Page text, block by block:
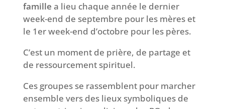
famille a lieu chaque année le dernier
week-end de septembre pour les mères et
le 1er week-end d’octobre pour les pères.
C’est un moment de prière, de partage et
de ressourcement spirituel.
Ces groupes se rassemblent pour marcher
ensemble vers des lieux symboliques de